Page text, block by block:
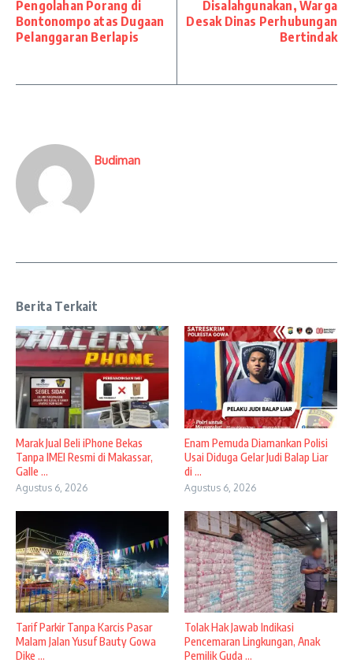
Pengolahan Porang di
Bontonompo atas Dugaan
Pelanggaran Berlapis
Disalahgunakan, Warga
Desak Dinas Perhubungan
Bertindak
Budiman
Berita Terkait
​Marak Jual Beli iPhone Bekas
Tanpa IMEI Resmi di Makassar,
Galle ...
Agustus 6, 2026
Enam Pemuda Diamankan Polisi
Usai Diduga Gelar Judi Balap Liar
di ...
Agustus 6, 2026
Tarif Parkir Tanpa Karcis Pasar
Malam Jalan Yusuf Bauty Gowa
Dike ...
Tolak Hak Jawab Indikasi
Pencemaran Lingkungan, Anak
Pemilik Guda ...